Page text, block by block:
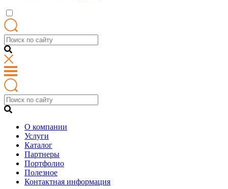
О компании
Услуги
Каталог
Партнеры
Портфолио
Полезное
Контактная информация